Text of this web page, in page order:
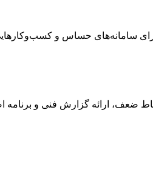
حساس و کسب‌وکارهایی که
ضعف، ارائه گزارش فنی و برنامه